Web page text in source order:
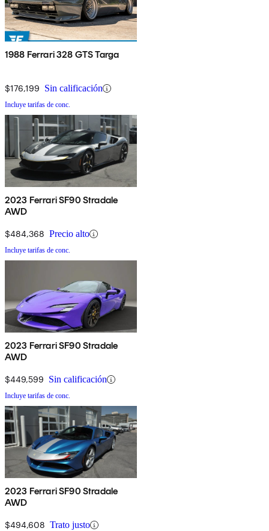
1988 Ferrari 328 GTS Targa
$176,199 Sin calificación
Incluye tarifas de conc.
2023 Ferrari SF90 Stradale
AWD
$484,368 Precio alto
Incluye tarifas de conc.
2023 Ferrari SF90 Stradale
AWD
$449,599 Sin calificación
Incluye tarifas de conc.
2023 Ferrari SF90 Stradale
AWD
$494,608 Trato justo